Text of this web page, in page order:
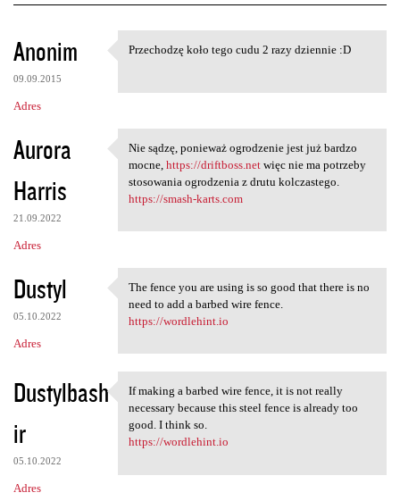
K
o
m
e
n
t
a
r
z
Anonim
09.09.2015
Adres
Przechodzę koło tego cudu 2
Przechodzę koło tego cudu 2 razy dziennie :D
Aurora
Harris
21.09.2022
Adres
Nie sądzę, ponieważ
Nie sądzę, ponieważ ogrodzenie jest już bardzo
mocne, https://driftboss.netwięc nie ma potrzeby
stosowania ogrodzenia z drutu kolczastego.
https://smash-karts.com
Dustyl
05.10.2022
Adres
The fence you are using is so
The fence you are using is so good that there is no
need to add a barbed wire fence.
https://wordlehint.io
Dustylbash
ir
05.10.2022
Adres
If making a barbed wire fence
If making a barbed wire fence, it is not really
necessary because this steel fence is already too
good. I think so.
https://wordlehint.io